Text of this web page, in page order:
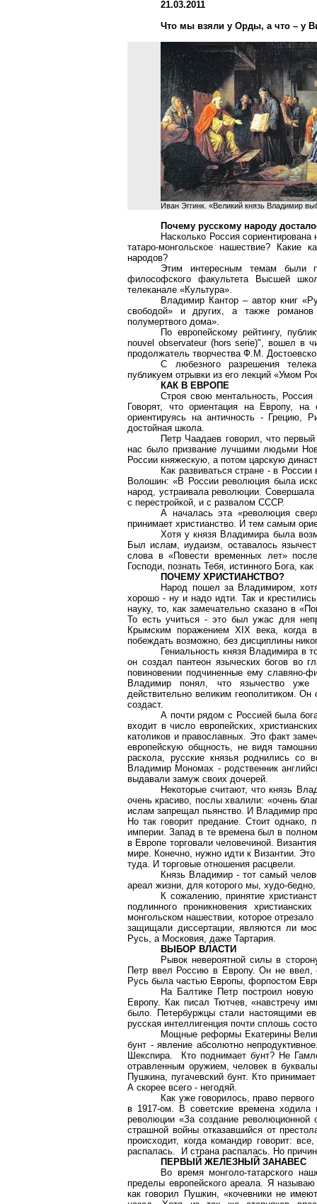
21.03.2011
Что мы взяли у Орды, а что – у
Иван Эггинк. «Великий князь Владимир
Почему русскому народу
Насколько Россия
татаро-монгольское нашествие?
народов?
Этим интересным темам были
философского факультета Высшей
телеканале «Культура».
Владимир Кантор – автор книг
свободой» и других, а также романов
полумертвого дома».
По европейскому рейтингу,
nouvel observateur (hors serie)", вошел в
продолжатель творчества Ф.М.
С любезного разрешения
публикуем отрывки из его лекций «Умом
КАК В ЕВРОПЕ
Строя свою ментальность, Россия
Говорят, что ориентация на Европу,
ориентируясь на античность - Грецию,
достойная школа.
Петр Чаадаев говорил, что
нас было призвание лучшими людьми
России княжескую, а потом царскую
Как развиваться стране - в
Волошин: «В России революция была
народ, устраивала революции.
с перестройкой, и с развалом СССР.
А началась эта «революция
принимает христианство. И тем самым
Хотя у князя Владимира была
Был ислам, иудаизм, оставалось
слова в «Повести временных лет»
Господи, познать Тебя, истинного Бога,
ПОЧЕМУ ХРИСТИАНСТВО?
Народ пошел за Владимиром,
хорошо - ну и надо идти. Так и
науку, то, как замечательно сказано в
То есть учиться - это был ужас для
Крымским поражением XIX века, когда
побеждать возможно, без дисциплины
Гениальность князя Владимира в
он создал пантеон языческих богов во
повиновении подчиненные ему славяно-
Владимир понял, что язычество
действительно великим геополитиком.
создаст.
А почти рядом с Россией была
входит в число европейских,
католиков и православных. Это факт
европейскую общность, не видя
раскола, русские князья роднились со
Владимир Мономах - родственник
выдавали замуж своих дочерей.
Некоторые считают, что князь
очень красиво, послы хвалили: «очень
ислам запрещал пьянство. И Владимир
Но так говорит предание. Стоит
империи. Запад в те времена был в
в Европе торговали человечиной.
мире. Конечно, нужно идти к Византии.
туда. И торговые отношения расцвели.
Князь Владимир - тот самый
ареал жизни, для которого мы, худо-
К сожалению, принятие
подлинного проникновения
монгольском нашествии, которое
защищали диссертации, являются ли
Русь, а Московия, даже Тартария.
ВЫБОР ВЛАСТИ
Рывок невероятной силы в
Петр ввел Россию в Европу. Он не ввел,
Русь была частью Европы, форпостом
На Балтике Петр построил
Европу. Как писал Тютчев, «навстречу
было. Петербуржцы стали настоящими
русская интеллигенция почти сплошь
Мощные реформы Екатерины
бунт - явление абсолютно
Шекспира. Кто поднимает бунт? Не
отравленным оружием, человек в
Пушкина, пугачевский бунт. Кто
А скорее всего - негодяй.
Как уже говорилось, право
в 1917-ом. В советские времена
революции «За создание
страшной войны отказавшийся от
происходит, когда командир говорит:
распалась. И страна распалась. Но
ПЕРВЫЙ ЖЕЛЕЗНЫЙ ЗАНАВЕС
Во время монголо-татарского
пределы европейского ареала. Я
как говорил Пушкин, «кочевники не